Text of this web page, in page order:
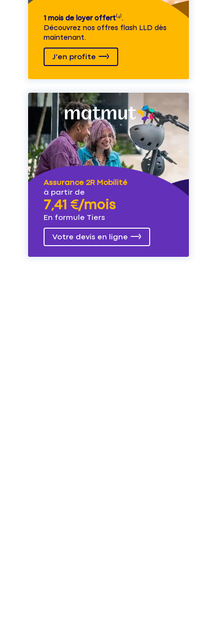
1 mois de loyer offert⁽⁴⁾.
Découvrez nos offres flash LLD dès
maintenant.
J'en profite
Assurance 2R Mobilité
à partir de
7,41 €/mois
En formule Tiers
Votre devis en ligne